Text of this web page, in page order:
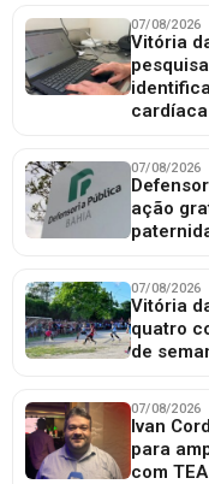
07/08/2026
Vitória
cardíaca
07/08/2026
ação
07/08/2026
Vitória
quatro
de
07/08/2026
Ivan
para
com